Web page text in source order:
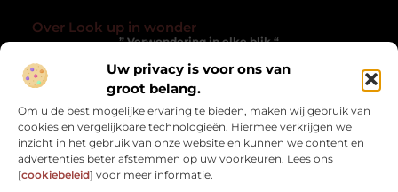
Uw privacy is voor ons van
groot belang.
Om u de best mogelijke ervaring te bieden, maken wij gebruik van
cookies en vergelijkbare technologieën. Hiermee verkrijgen we
inzicht in het gebruik van onze website en kunnen we content en
advertenties beter afstemmen op uw voorkeuren. Lees ons
[cookiebeleid] voor meer informatie.
Over Look up in wonder
” Verwondering in elke blik “
Lookupinwonder.nl laat je anders kijken naar het gewone. Een
verzameling blogs die inspireren, verwonderen en het
Onze informatie
Bericht categorie